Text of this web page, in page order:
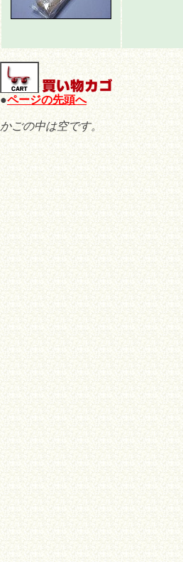
●ページの先頭へ
かごの中は空です。